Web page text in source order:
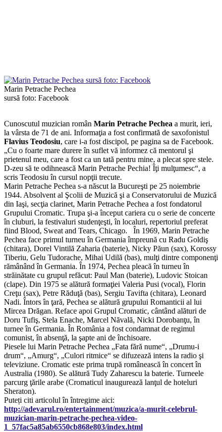
Marin Petrache Pechea
sursă foto: Facebook
Cunoscutul muzician român Marin Petrache Pechea a murit, ieri,
la vârsta de 71 de ani. Informaţia a fost confirmată de saxofonistul
Flavius Teodosiu, care i-a fost discipol, pe pagina sa de Facebook.
„Cu o foarte mare durere în suflet vă informez că mentorul şi
prietenul meu, care a fost ca un tată pentru mine, a plecat spre stele.
D-zeu să te odihnească Marin Petrache Pechia! Îţi mulţumesc“, a
scris Teodosiu în cursul nopţii trecute.
Marin Petrache Pechea s-a născut la Bucureşti pe 25 noiembrie
1944. Absolvent al Şcolii de Muzică şi a Conservatorului de Muzică
din Iaşi, secţia clarinet, Marin Petrache Pechea a fost fondatorul
Grupului Cromatic. Trupa şi-a început cariera cu o serie de concerte
în cluburi, la festivaluri studenţeşti, în localuri, repertoriul preferat
fiind Blood, Sweat and Tears, Chicago. În 1969, Marin Petrache
Pechea face primul turneu în Germania împreună cu Radu Goldiş
(chitara), Dorel Vintilă Zaharia (baterie), Nicky Păun (sax), Korossy
Tiberiu, Gelu Tudorache, Mihai Udilă (bas), mulţi dintre componenţi
rămânând în Germania. În 1974, Pechea pleacă în turneu în
străinătate cu grupul refăcut: Paul Man (baterie), Ludovic Stoican
(clape). Din 1975 se alătură formaţiei Valeria Pusi (vocal), Florin
Creţu (sax), Petre Răduţă (bas), Sergiu Tavifta (chitara), Leonard
Nadi. Întors în ţară, Pechea se alătură grupului Romanticii al lui
Mircea Drăgan. Reface apoi Grupul Cromatic, cântând alături de
Doru Tufiş, Stela Enache, Marcel Năvală, Nicki Dorobanţu, în
turnee în Germania. În România a fost condamnat de regimul
comunist, în absenţă, la şapte ani de închisoare.
Piesele lui Marin Petrache Pechea „Fata fără nume“, „Drumu-i
drum“, „Amurg“, „Culori ritmice“ se difuzează intens la radio şi
televiziune. Cromatic este prima trupă românească în concert în
Australia (1980). Se alătură Tudy Zaharescu la baterie. Turneele
parcurg ţările arabe (Cromaticul inaugurează lanţul de hoteluri
Sheraton).
Puteți citi articolul în întregime aici:
http://adevarul.ro/entertainment/muzica/a-murit-celebrul-
muzician-marin-petrache-pechea-video-
1_57fac5a85ab6550cb868e803/index.html